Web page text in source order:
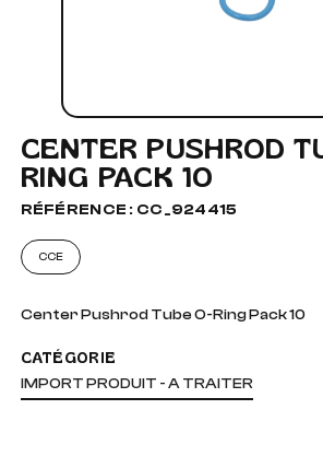
CENTER PUSHROD
RING PACK 10
RÉFÉRENCE : CC_924415
CCE
Center Pushrod Tube O-Ring Pack 10
CATÉGORIE
IMPORT PRODUIT - A TRAITER